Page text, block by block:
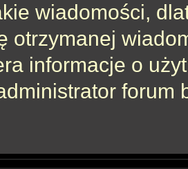
wiadomości,
otrzymanej
informacje o
forum